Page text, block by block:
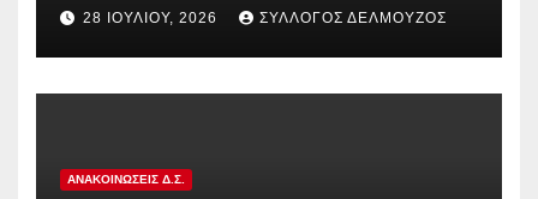
28 ΙΟΥΛΊΟΥ, 2026 ΣΎΛΛΟΓΟΣ ΔΕΛΜΟΎΖΟΣ
ΑΝΑΚΟΙΝΏΣΕΙΣ Δ.Σ.